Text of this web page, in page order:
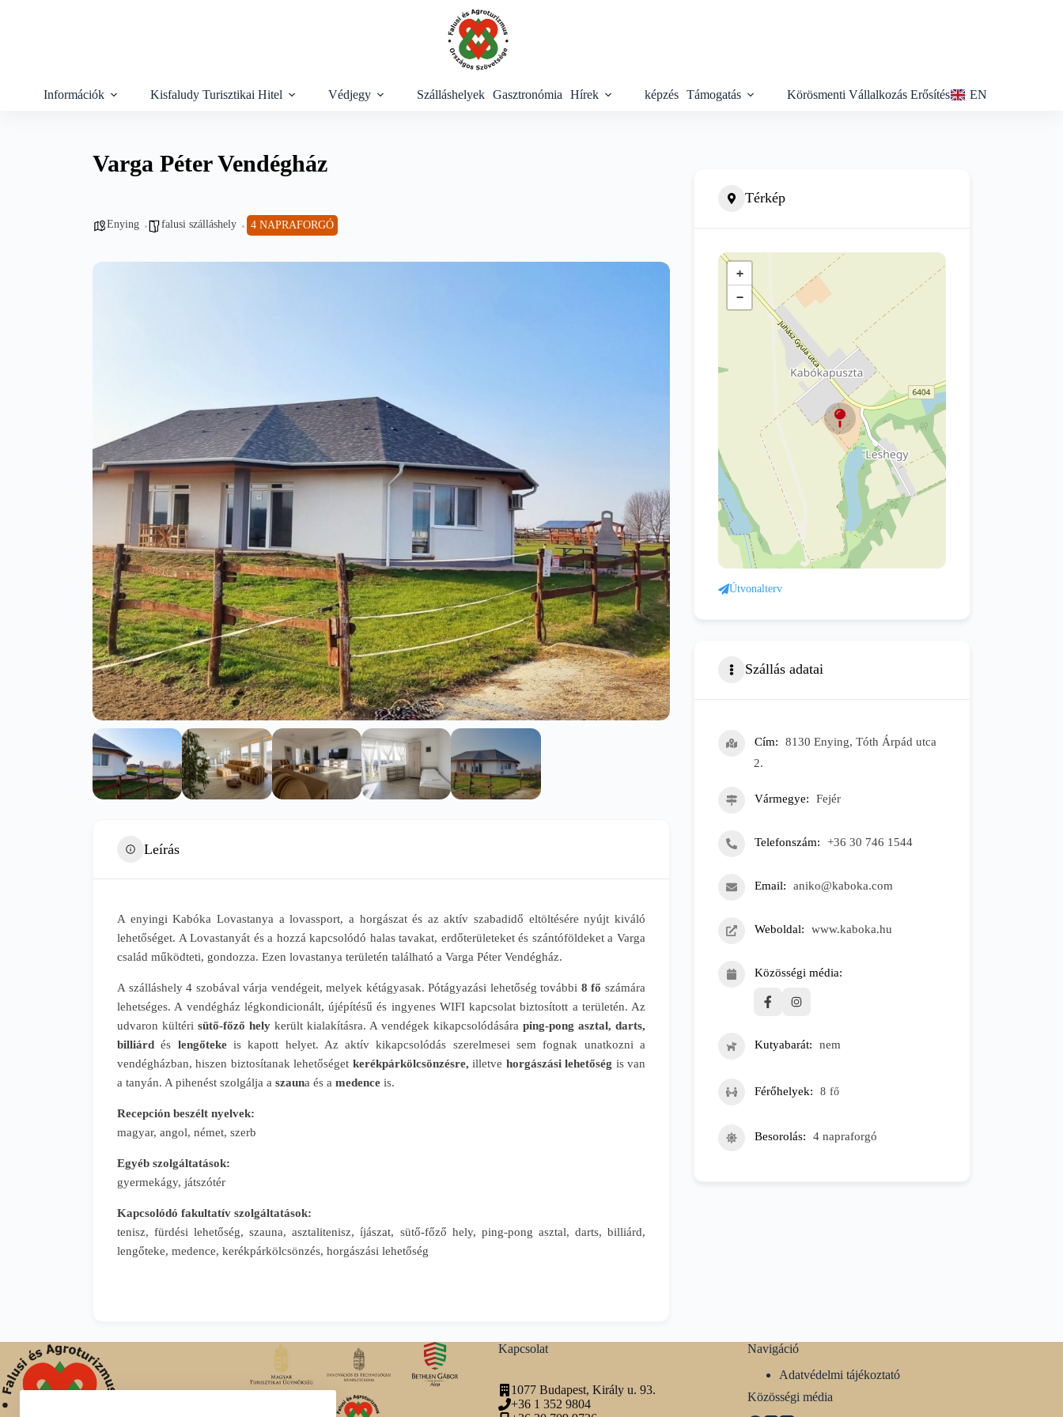
Információk Kisfaludy Turisztikai Hitel Védjegy Szálláshelyek Gasztronómia Hírek képzés Támogatás Körösmenti Vállalkozás Erősítés EN
Varga Péter Vendégház
Enying falusi szálláshely 4 NAPRAFORGÓ
Leírás
A enyingi Kabóka Lovastanya a lovassport, a horgászat és az aktív szabadidő eltöltésére nyújt kiváló
lehetőséget. A Lovastanyát és a hozzá kapcsolódó halas tavakat, erdőterületeket és szántóföldeket a Varga
család működteti, gondozza. Ezen lovastanya területén található a Varga Péter Vendégház.
A szálláshely 4 szobával várja vendégeit, melyek kétágyasak. Pótágyazási lehetőség további 8 fő számára
lehetséges. A vendégház légkondicionált, újépítésű és ingyenes WIFI kapcsolat biztosított a területén. Az
udvaron kültéri sütő-főző hely került kialakításra. A vendégek kikapcsolódására ping-pong asztal, darts,
billiárdés lengőtekeis kapott helyet. Az aktív kikapcsolódás szerelmesei sem fognak unatkozni a
vendégházban, hiszen biztosítanak lehetőséget kerékpárkölcsönzésre, illetve horgászási lehetőség is van
a tanyán. A pihenést szolgálja a szauna és a medence is.
Recepción beszélt nyelvek:
magyar, angol, német, szerb
Egyéb szolgáltatások:
gyermekágy, játszótér
Kapcsolódó fakultatív szolgáltatások:
tenisz, fürdési lehetőség, szauna, asztalitenisz, íjászat, sütő-főző hely, ping-pong asztal, darts, billiárd,
lengőteke, medence, kerékpárkölcsönzés, horgászási lehetőség
Térkép
+
−
Útvonalterv
Szállás adatai
Cím
8130 Enying, Tóth Árpád utca
2.
Vármegye Fejér
Telefonszám +36 30 746 1544
Email aniko@kaboka.com
Weboldal www.kaboka.hu
Közösségi média
Kutyabarát nem
Férőhelyek 8 fő
Besorolás 4 napraforgó
Kapcsolat
1077 Budapest, Király u. 93.
+36 1 352 9804
Navigáció
Adatvédelmi tájékoztató
Közösségi média